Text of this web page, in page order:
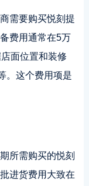
需要购买悦刻提
费用通常在5万
面位置和装修
。这个费用项是
所需购买的悦刻
进货费用大致在